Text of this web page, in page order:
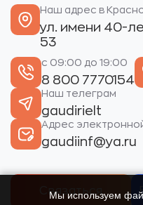
Наш адрес в
ул. имени 40-
53
с 09:00 до 19:00
8 800 7770154
Наш телеграм
gaudirielt
Адрес
gaudiinf@ya.ru
Связаться
Мы используем